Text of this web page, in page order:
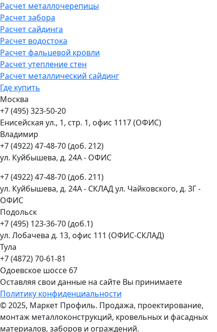
Расчет металлочерепицы
Расчет забора
Расчет сайдинга
Расчет водостока
Расчет фальцевой кровли
Расчет утепление стен
Расчет металлический сайдинг
Где купить
Москва
+7 (495) 323-50-20
Енисейская ул., 1, стр. 1, офис 1117 (ОФИС)
Владимир
+7 (4922) 47-48-70 (доб. 212)
ул. Куйбышева, д. 24А - ОФИС
+7 (4922) 47-48-70 (доб. 211)
ул. Куйбышева, д. 24А - СКЛАД ул. Чайковского, д. 3Г -
ОФИС
Подольск
+7 (495) 123-36-70 (доб.1)
ул. Лобачева д. 13, офис 111 (ОФИС-СКЛАД)
Тула
+7 (4872) 70-61-81
Одоевское шоссе 67
Оставляя свои данные на сайте Вы принимаете
Политику конфиденциальности
© 2025, Маркет Профиль. Продажа, проектирование,
монтаж металлоконструкций, кровельных и фасадных
материалов, заборов и ограждений.